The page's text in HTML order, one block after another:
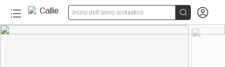
Inizio dell'anno scolastico  